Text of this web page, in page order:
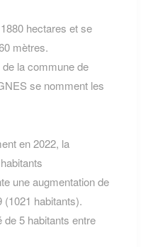
hectares et se
mètres.
la commune de
se nomment les
en 2022, la
une augmentation de
(1021 habitants).
de 5 habitants entre